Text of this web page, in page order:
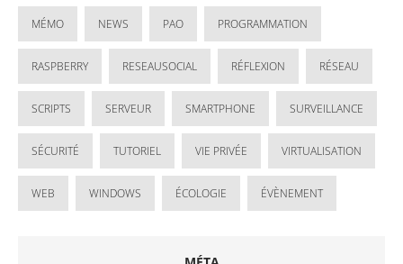
MÉMO NEWS PAO PROGRAMMATION
RASPBERRY RESEAUSOCIAL RÉFLEXION RÉSEAU
SCRIPTS SERVEUR SMARTPHONE SURVEILLANCE
SÉCURITÉ TUTORIEL VIE PRIVÉE VIRTUALISATION
WEB WINDOWS ÉCOLOGIE ÉVÈNEMENT